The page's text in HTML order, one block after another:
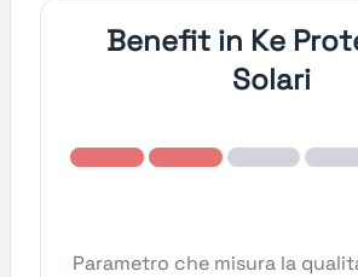
Benefit in Ke
Solari
Parametro che misura la